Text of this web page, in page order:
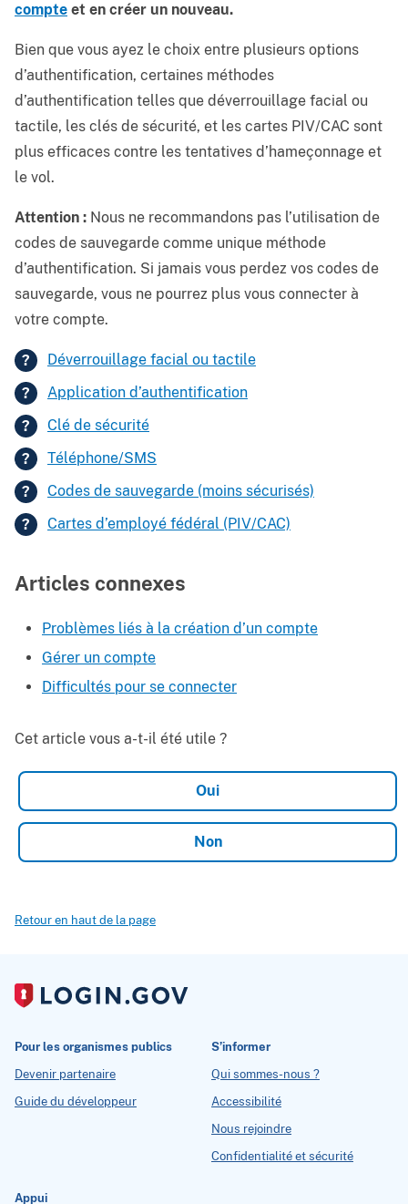
compte et en créer un nouveau.
Bien que vous ayez le choix entre plusieurs options
d’authentification, certaines méthodes
d’authentification telles que déverrouillage facial ou
tactile, les clés de sécurité, et les cartes PIV/CAC sont
plus efficaces contre les tentatives d’hameçonnage et
le vol.
Attention : Nous ne recommandons pas l’utilisation de
codes de sauvegarde comme unique méthode
d’authentification. Si jamais vous perdez vos codes de
sauvegarde, vous ne pourrez plus vous connecter à
votre compte.
Déverrouillage facial ou tactile
Application d’authentification
Clé de sécurité
Téléphone/SMS
Codes de sauvegarde (moins sécurisés)
Cartes d’employé fédéral (PIV/CAC)
Articles connexes
Problèmes liés à la création d’un compte
Gérer un compte
Difficultés pour se connecter
Cet article vous a-t-il été utile ?
Retour en haut de la page
Pour les organismes publics
Devenir partenaire
Guide du développeur
S’informer
Qui sommes-nous ?
Accessibilité
Nous rejoindre
Confidentialité et sécurité
Appui